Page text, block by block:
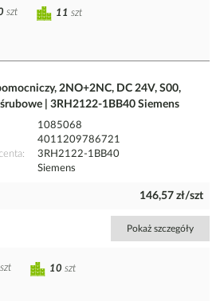
11 szt
szt
2NO+2NC, DC 24V, S00,
śrubowe | 3RH2122-1BB40 Siemens
1085068
4011209786721
3RH2122-1BB40
Siemens
146,57 zł/szt
Pokaż szczegóły
10 szt
szt